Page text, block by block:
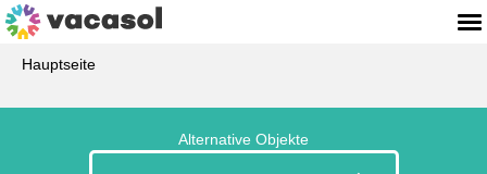
Hauptseite
Alternative Objekte